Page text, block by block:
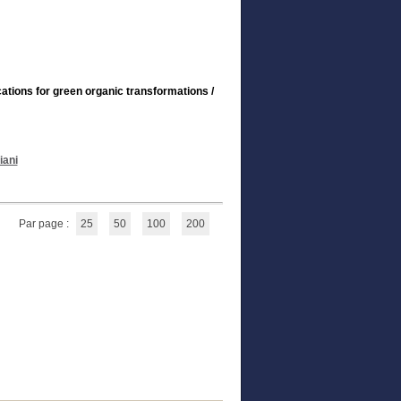
for green organic transformations /
Par page : 25 50 100 200